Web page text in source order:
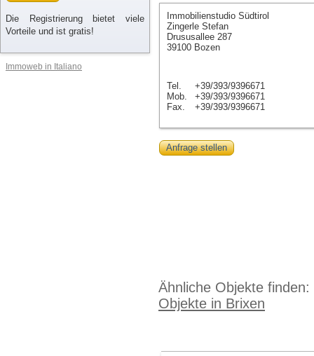
Die Registrierung bietet viele
Vorteile und ist gratis!
Immoweb in Italiano
Immobilienstudio Südtirol
Zingerle Stefan
Drususallee 287
39100 Bozen
Tel.
+39/393/9396671
Mob.
+39/393/9396671
Fax.
+39/393/9396671
Anfrage stellen
Ähnliche Objekte finden:
Objekte in Brixen